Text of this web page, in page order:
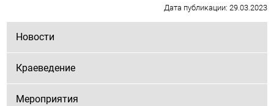
Дата публикации: 29.03.2023
Новости
Краеведение
Мероприятия